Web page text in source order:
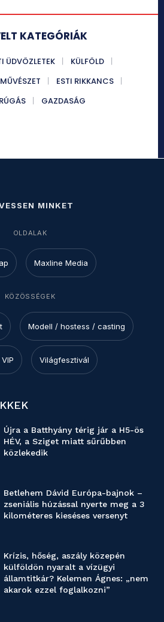
KATEGÓRIÁK
ÜDVÖZLETEK
KÜLFÖLD
ESTI RIKKANCS
GAZDASÁG
MINKET
OLDALAK
Maxline Media
KÖZÖSSÉGEK
Modell / hostess / casting
Világfesztivál
Újra a Batthyány térig jár a H5-ös
HÉV, a Sziget miatt sűrűbben
közlekedik
Betlehem Dávid Európa-bajnok –
zseniális húzással nyerte meg a 3
kilométeres kieséses versenyt
Krízis, hőség, aszály közepén
külföldön nyaralt a vízügyi
államtitkár? Kelemen Ágnes: „nem
akarok ezzel foglalkozni”